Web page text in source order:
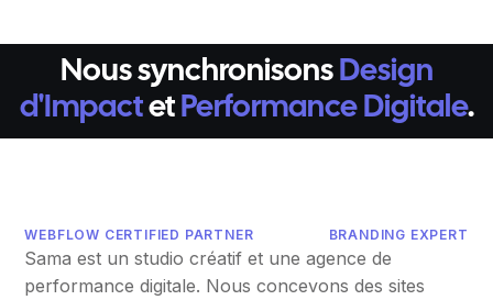
Nous synchronisons Design
d'Impactet Performance Digitale.
WEBFLOW CERTIFIED PARTNER BRANDING EXPERT
Sama est un studio créatif et une agence de
performance digitale. Nous concevons des sites